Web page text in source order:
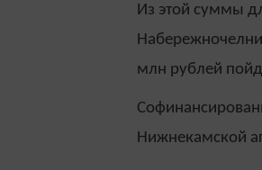
Из этой суммы
млн рублей
Нижнекамской